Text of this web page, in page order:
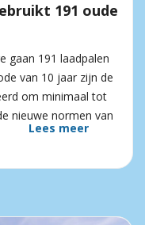
191 oude
gaan 191 laadpalen
van 10 jaar zijn de
om minimaal tot
nieuwe normen van
Lees meer